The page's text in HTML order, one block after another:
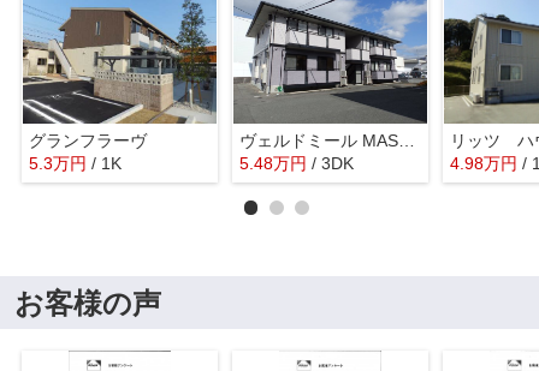
グランフラーヴ
5.3万円 / 1K
ヴェルドミール MASA A棟
5.48万円 / 3DK
リッツ
4.98万円 /
お客様の声